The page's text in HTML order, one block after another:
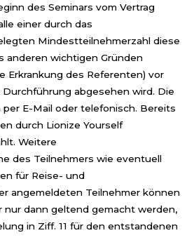
des Seminars vom Vertrag
einer durch das
Mindestteilnehmerzahl diese
anderen wichtigen Gründen
Erkrankung des Referenten) vor
abgesehen wird. Die
E-Mail oder telefonisch. Bereits
durch Lionize Yourself
Weitere
des Teilnehmers wie eventuell
für Reise- und
angemeldeten Teilnehmer können
nur dann geltend gemacht werden,
in Ziff. 11 für den entstandenen